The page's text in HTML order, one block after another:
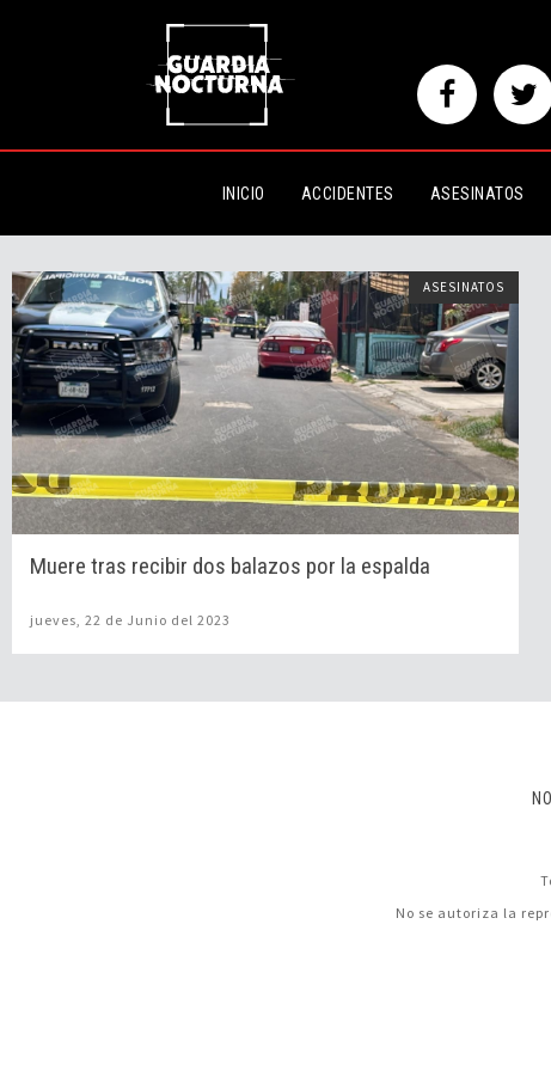
INICIO ACCIDENTES ASESINATOS
ASESINATOS
Muere tras recibir dos balazos por la espalda
jueves, 22 de Junio del 2023
No se autoriza la